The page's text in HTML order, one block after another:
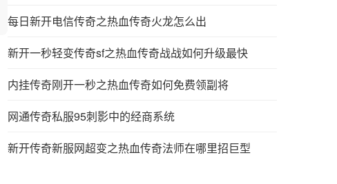
每日新开电信传奇之热血传奇火龙怎么出
新开一秒轻变传奇sf之热血传奇战战如何升级最快
内挂传奇刚开一秒之热血传奇如何免费领副将
网通传奇私服95刺影中的经商系统
新开传奇新服网超变之热血传奇法师在哪里招巨型